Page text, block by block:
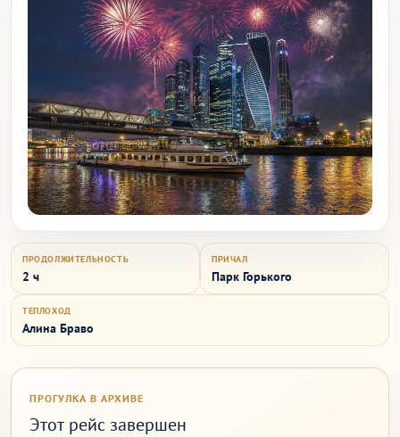
ПРОДОЛЖИТЕЛЬНОСТЬ
2 ч
ПРИЧАЛ
Парк Горького
ТЕПЛОХОД
Алина Браво
ПРОГУЛКА В АРХИВЕ
Этот рейс завершен